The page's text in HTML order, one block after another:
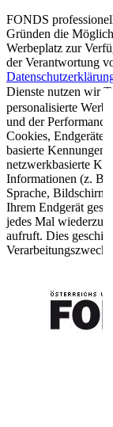
FONDS
Gründen die
Werbeplatz zur
der Verantwortung
Dienste nutzen wir
personalisierte
und der
Cookies,
basierte
netzwerkbasierte
Informationen (z. B.
Sprache,
Ihrem Endgerät
jedes Mal
aufruft. Dies
Verarbeitungszwecke.
FONDS